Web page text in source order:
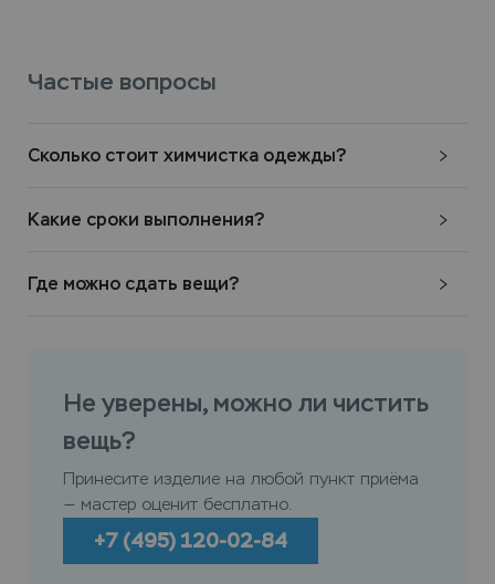
Частые вопросы
Сколько стоит химчистка одежды?
Какие сроки выполнения?
Где можно сдать вещи?
Не уверены, можно ли чистить
вещь?
Принесите изделие на любой пункт приёма
— мастер оценит бесплатно.
+7 (495) 120-02-84